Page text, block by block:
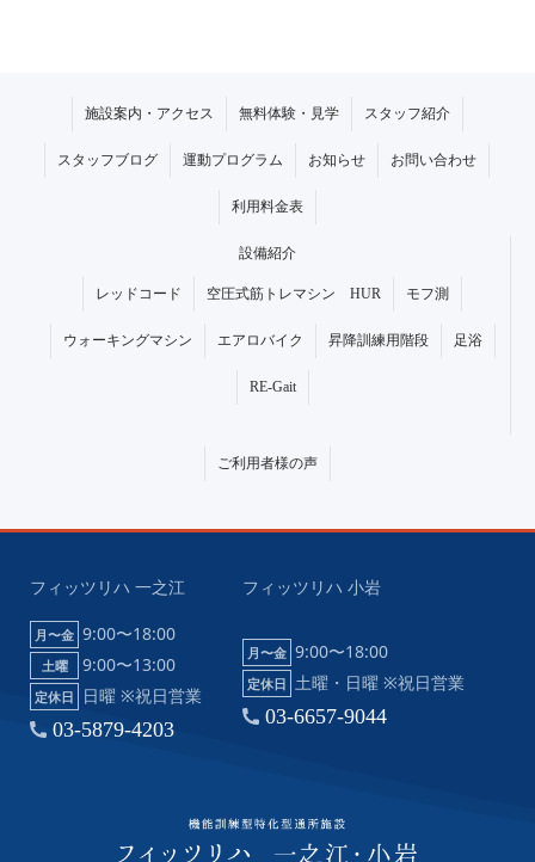
施設案内・アクセス 無料体験・見学 スタッフ紹介
スタッフブログ 運動プログラム お知らせ お問い合わせ
利用料金表
設備紹介
レッドコード 空圧式筋トレマシン HUR モフ測
ウォーキングマシン エアロバイク 昇降訓練用階段 足浴
RE-Gait
ご利用者様の声
フィッツリハ 一之江
月〜金 9:00〜18:00
土曜 9:00〜13:00
定休日 日曜 ※祝日営業
03-5879-4203
フィッツリハ 小岩
月〜金 9:00〜18:00
定休日 土曜・日曜 ※祝日営業
03-6657-9044